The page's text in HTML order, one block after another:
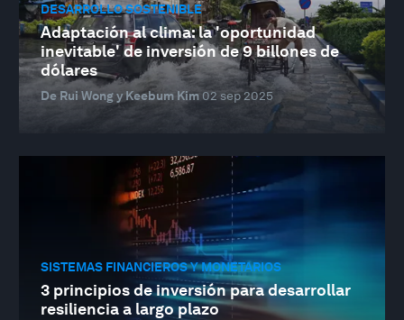
DESARROLLO SOSTENIBLE
Adaptación al clima: la 'oportunidad
inevitable' de inversión de 9 billones de
dólares
De Rui Wong y Keebum Kim 02 sep 2025
SISTEMAS FINANCIEROS Y MONETARIOS
3 principios de inversión para desarrollar
resiliencia a largo plazo